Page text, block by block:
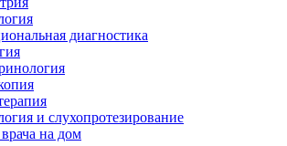
диагностика
и слухопротезирование
на дом